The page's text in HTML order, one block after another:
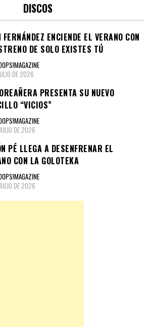
DISCOS
FERNÁNDEZ ENCIENDE EL VERANO CON
DE SOLO EXISTES TÚ
DE 2026
PRESENTA SU NUEVO
“VICIOS”
DE 2026
PÉ LLEGA A DESENFRENAR EL
CON LA GOLOTEKA
DE 2026